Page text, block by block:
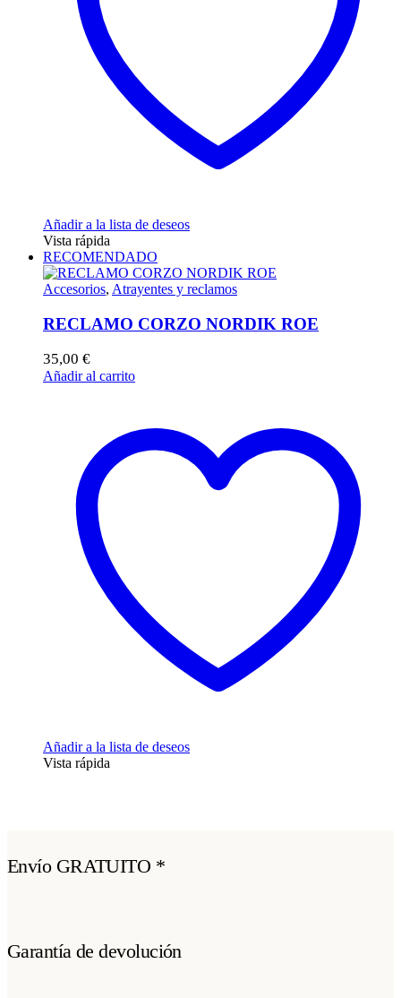
Añadir a la lista de deseos
Vista rápida
RECOMENDADO
Accesorios, Atrayentes y reclamos
RECLAMO CORZO NORDIK ROE
35,00 €
Añadir al carrito
Añadir a la lista de deseos
Vista rápida
Envío GRATUITO *
Garantía de devolución